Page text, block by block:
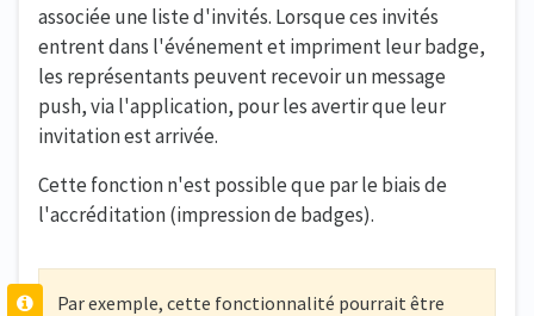
associée une liste d'invités. Lorsque ces invités
entrent dans l'événement et impriment leur badge,
les représentants peuvent recevoir un message
push, via l'application, pour les avertir que leur
invitation est arrivée.
Cette fonction n'est possible que par le biais de
l'accréditation (impression de badges).
Par exemple, cette fonctionnalité pourrait être